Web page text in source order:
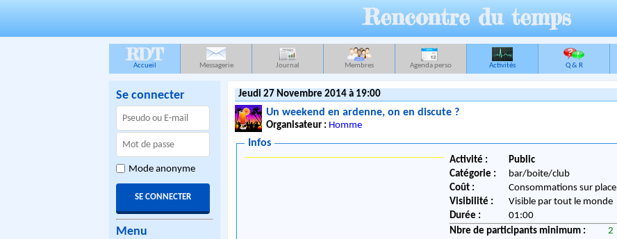
Rencontre du temps
RDT
Accueil Messagerie Journal Membres Agenda perso Activités Q & R
Se connecter
Mode anonyme
Menu
Jeudi 27 Novembre 2014 à 19:00
Un weekend en ardenne, on en discute ?
Organisateur : Homme
Infos
Activité :
Public
Catégorie :
bar/boite/club
Coût :
Consommations sur place
Visibilité :
Visible par tout le monde
Durée :
01:00
Nbre de participants minimum :
2